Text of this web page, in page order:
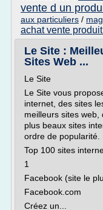
vente d un
aux particuliers /
achat vente
Le Site :
Sites Web ...
Le Site
Le Site vous
internet, des sites
meilleurs sites web,
plus beaux sites
ordre de popularité.
Top 100 sites
1
Facebook (site le
Facebook.com
Créez un...